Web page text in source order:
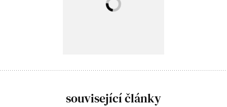
související články